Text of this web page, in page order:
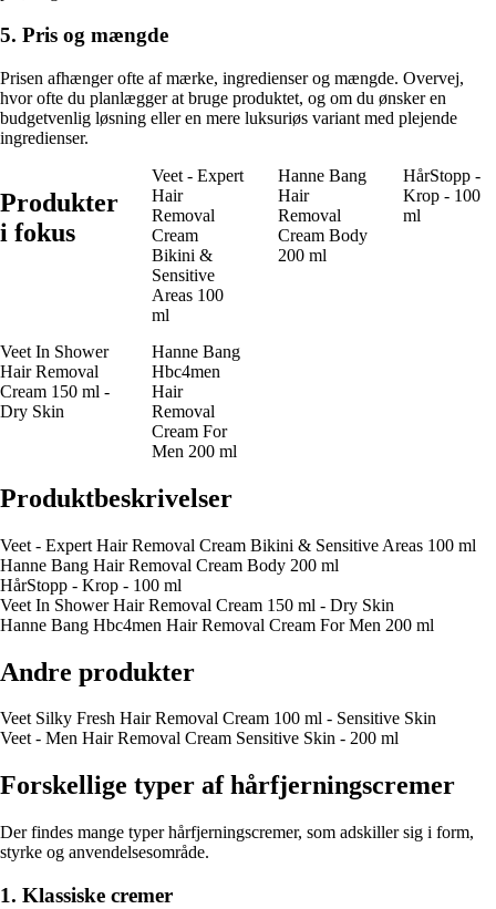
5. Pris og mængde
Prisen afhænger ofte af mærke, ingredienser og mængde. Overvej,
hvor ofte du planlægger at bruge produktet, og om du ønsker en
budgetvenlig løsning eller en mere luksuriøs variant med plejende
ingredienser.
Produkter
i fokus
Veet - Expert
Hair
Removal
Cream
Bikini &
Sensitive
Areas 100
ml
Hanne Bang
Hair
Removal
Cream Body
200 ml
HårStopp -
Krop - 100
ml
Veet In Shower
Hair Removal
Cream 150 ml -
Dry Skin
Hanne Bang
Hbc4men
Hair
Removal
Cream For
Men 200 ml
Produktbeskrivelser
Veet - Expert Hair Removal Cream Bikini & Sensitive Areas 100 ml
Hanne Bang Hair Removal Cream Body 200 ml
HårStopp - Krop - 100 ml
Veet In Shower Hair Removal Cream 150 ml - Dry Skin
Hanne Bang Hbc4men Hair Removal Cream For Men 200 ml
Andre produkter
Veet Silky Fresh Hair Removal Cream 100 ml - Sensitive Skin
Veet - Men Hair Removal Cream Sensitive Skin - 200 ml
Forskellige typer af hårfjerningscremer
Der findes mange typer hårfjerningscremer, som adskiller sig i form,
styrke og anvendelsesområde.
1. Klassiske cremer